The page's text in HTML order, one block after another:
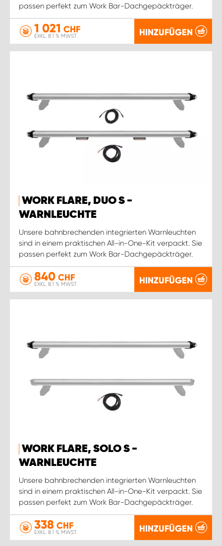
passen perfekt zum Work Bar-Dachgepäckträger.
1 021 CHF
EXKL. 8.1 % MWST. HINZUFÜGEN
WORK FLARE, DUO S -
WARNLEUCHTE
Unsere bahnbrechenden integrierten Warnleuchten
sind in einem praktischen All-in-One-Kit verpackt. Sie
passen perfekt zum Work Bar-Dachgepäckträger.
840 CHF
EXKL. 8.1 % MWST. HINZUFÜGEN
WORK FLARE, SOLO S -
WARNLEUCHTE
Unsere bahnbrechenden integrierten Warnleuchten
sind in einem praktischen All-in-One-Kit verpackt. Sie
passen perfekt zum Work Bar-Dachgepäckträger.
338 CHF
EXKL. 8.1 % MWST. HINZUFÜGEN